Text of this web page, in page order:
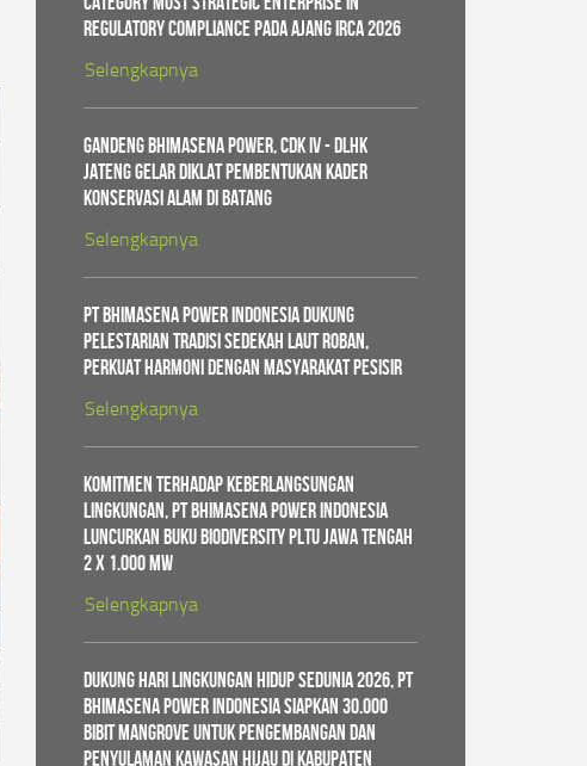
Regulatory Compliance pada ajang IRCA 2026
Selengkapnya
Gandeng Bhimasena Power, CDK IV - DLHK
Jateng Gelar Diklat Pembentukan Kader
Konservasi Alam di Batang
Selengkapnya
PT Bhimasena Power Indonesia Dukung
Pelestarian Tradisi Sedekah Laut Roban,
Perkuat Harmoni dengan Masyarakat Pesisir
Selengkapnya
Komitmen Terhadap Keberlangsungan
Lingkungan, PT Bhimasena Power Indonesia
Luncurkan Buku Biodiversity PLTU Jawa Tengah
2 x 1.000 MW
Selengkapnya
Dukung Hari Lingkungan Hidup Sedunia 2026, PT
Bhimasena Power Indonesia Siapkan 30.000
Bibit Mangrove untuk Pengembangan dan
Penyulaman Kawasan Hijau di Kabupaten